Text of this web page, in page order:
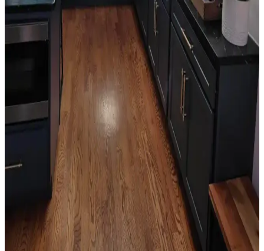
Salon Duvar Düzenlemesinde Raf Kullanımı ve
Estetik Dengenin Sağlanması
Salon duvarlarında rafların simetrik yerleşimi, aksesuar seçimi ve
mobilya düzeni mekânın estetik ve fonksiyonel dengesini sağlar.
Doğru duvar rengi ve sanat eserleriyle ferah bir atmosfer oluşturulur.
Oda Düzenlemesinde Boş Alanların Fonksiyonel ve
Estetik Değerlendirme Yöntemleri
Oda düzenlemesinde boş alanların bitkiler, aynalar, raflar ve sanat
eserleriyle değerlendirilmesi yaşam kalitesini artırır. Doğru
yerleştirme ile fonksiyonel ve estetik mekanlar oluşturulur.
Mutfak Köşesini Fonksiyonel ve Estetik Hale
Getirme Pratik Düzenleme Yöntemleri
Mutfak köşenizi düzenlerken gereksiz eşyalardan kurtulmak,
bitkileri doğru konumlandırmak ve askı sistemleri kullanmak
işlevsellik ve estetik sağlar. Alanı işlevsel gruplarla düzenlemek
önemlidir.